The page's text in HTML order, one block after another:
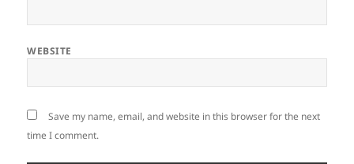
WEBSITE
Save my name, email, and website in this browser for the next
time I comment.